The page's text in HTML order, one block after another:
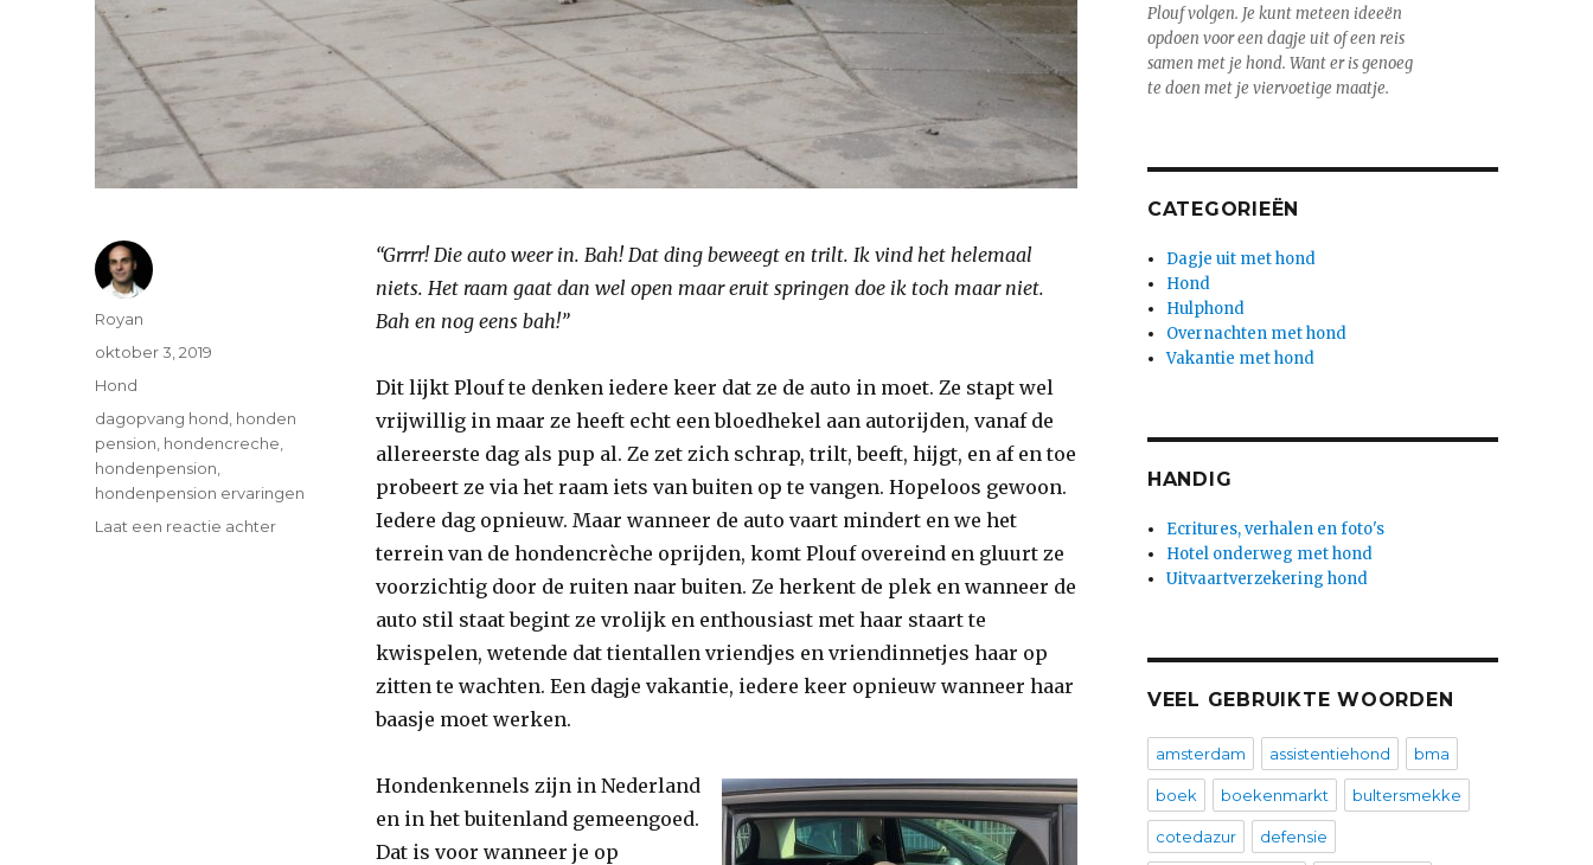
“Grrrr! Die auto weer in. Bah! Dat ding beweegt en trilt. Ik vind het helemaal
niets. Het raam gaat dan wel open maar eruit springen doe ik toch maar niet.
Bah en nog eens bah!”
Dit lijkt Plouf te denken iedere keer dat ze de auto in moet. Ze stapt wel
vrijwillig in maar ze heeft echt een bloedhekel aan autorijden, vanaf de
allereerste dag als pup al. Ze zet zich schrap, trilt, beeft, hijgt, en af en toe
probeert ze via het raam iets van buiten op te vangen. Hopeloos gewoon.
Iedere dag opnieuw. Maar wanneer de auto vaart mindert en we het
terrein van de hondencrèche oprijden, komt Plouf overeind en gluurt ze
voorzichtig door de ruiten naar buiten. Ze herkent de plek en wanneer de
auto stil staat begint ze vrolijk en enthousiast met haar staart te
kwispelen, wetende dat tientallen vriendjes en vriendinnetjes haar op
zitten te wachten. Een dagje vakantie, iedere keer opnieuw wanneer haar
baasje moet werken.
Hondenkennels zijn in Nederland
en in het buitenland gemeengoed.
Dat is voor wanneer je op
Auteur
Royan
Geplaatst
oktober 3, 2019
Categorieën
Hond
Tags
dagopvang hond honden
pension hondencreche
hondenpension
hondenpension ervaringen
Laat een reactie achterop
hondenpension
Plouf volgen. Je kunt meteen ideeën
opdoen voor een dagje uit of een reis
samen met je hond. Want er is genoeg
te doen met je viervoetige maatje.
CATEGORIEËN
Dagje uit met hond
Hond
Hulphond
Overnachten met hond
Vakantie met hond
HANDIG
Ecritures, verhalen en foto's
Hotel onderweg met hond
Uitvaartverzekering hond
VEEL GEBRUIKTE WOORDEN
amsterdam assistentiehond bma
boek boekenmarkt bultersmekke
cotedazur defensie